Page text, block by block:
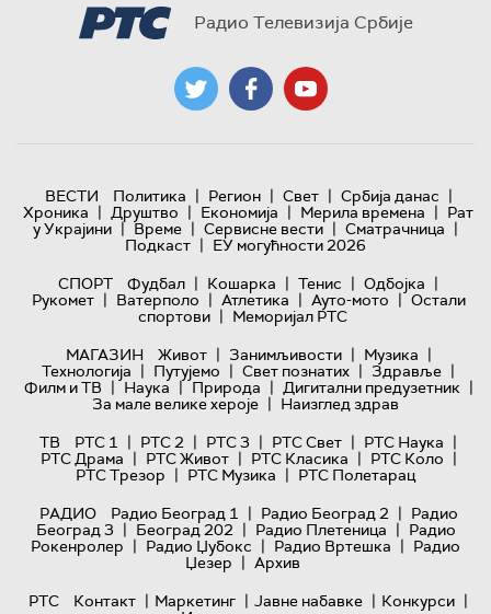
Радио Телевизија Србије
ВЕСТИ Политика | Регион | Свет | Србија данас |
Хроника | Друштво | Економија | Мерила времена | Рат
у Украјини | Време | Сервисне вести | Сматрачница |
Подкаст | ЕУ могућности 2026
СПОРТ
Фудбал | Кошарка | Тенис | Одбојка |
Рукомет | Ватерполо | Атлетика | Ауто-мото | Остали
спортови | Меморијал РТС
МАГАЗИН
Живот | Занимљивости | Музика |
Технологијa | Путујемо | Свет познатих | Здравље |
Филм и ТВ | Наука | Природа | Дигитални предузетник |
За мале велике хероје | Наизглед здрав
ТВ
РТС 1 | РТС 2 | РТС 3 | РТС Свет | РТС Наука |
РТС Драма | РТС Живот | РТС Класика | РТС Коло |
РТС Трезор | РТС Музика | РТС Полетарац
РАДИО
Радио Београд 1 | Радио Београд 2 | Радио
Београд 3 | Београд 202 | Радио Плетеница | Радио
Рокенролер | Радио Џубокс | Радио Вртешка | Радио
Џезер | Архив
РТС
Контакт | Маркетинг | Јавне набавке | Конкурси |